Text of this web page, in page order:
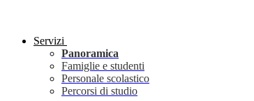
Servizi
Panoramica
Famiglie e studenti
Personale scolastico
Percorsi di studio